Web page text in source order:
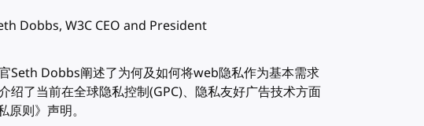
Dobbs, W3C CEO and President
Seth Dobbs阐述了为何及如何将web隐私作为基本需求
绍了当前在全球隐私控制(GPC)、隐私友好广告技术方面
则》声明。